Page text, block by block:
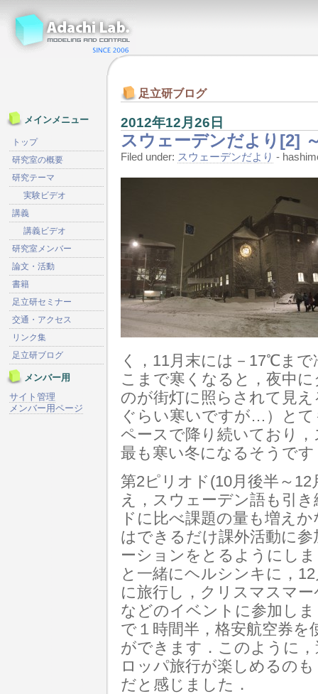
足立研ブログ
2012年12月26日
スウェーデンだより[2]
Filed under: スウェーデンだより -
く，11月末には－17℃ま
こまで寒くなると，夜中
のが街灯に照らされて見
ぐらい寒いですが…）と
ペースで降り続いており
最も寒い冬になるそうです
第2ピリオド(10月後半～
え，スウェーデン語も引
ドに比べ課題の量も増え
はできるだけ課外活動に
ーションをとるようにし
と一緒にヘルシンキに，
に旅行し，クリスマスマ
などのイベントに参加し
で１時間半，格安航空券
ができます．このように
ロッパ旅行が楽しめるの
だと感じました．
メインメニュー
トップ
研究室の概要
研究テーマ
実験ビデオ
講義
講義ビデオ
研究室メンバー
論文・活動
書籍
足立研セミナー
交通・アクセス
リンク集
足立研ブログ
メンバー用
サイト管理
メンバー用ページ